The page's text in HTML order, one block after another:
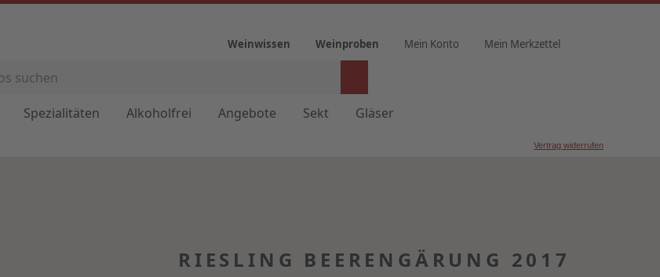
Weinwissen Weinproben Mein Konto Mein Merkzettel
Spezialitäten Alkoholfrei Angebote Sekt Gläser
Vertrag widerrufen
RIESLING BEERENGÄRUNG 2017